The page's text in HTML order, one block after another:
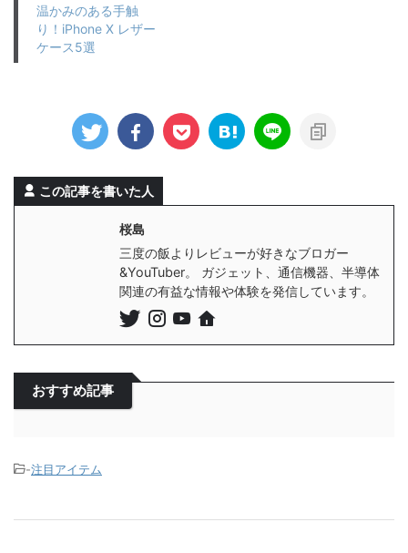
温かみのある手触
り！iPhone X レザー
ケース5選
この記事を書いた人
桜島
三度の飯よりレビューが好きなブロガー
&YouTuber。 ガジェット、通信機器、半導体
関連の有益な情報や体験を発信しています。
おすすめ記事
-注目アイテム